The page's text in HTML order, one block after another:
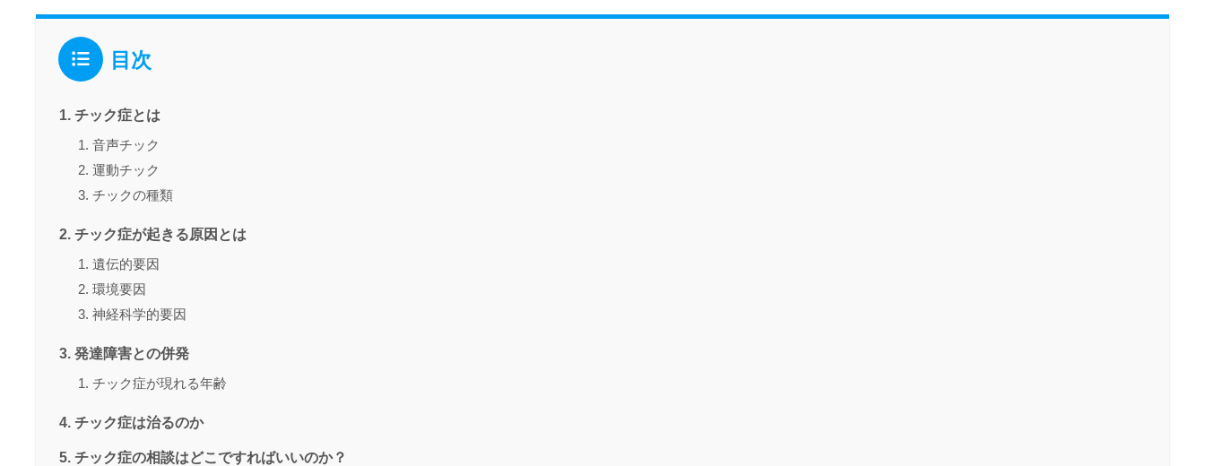
目次
チック症とは
音声チック
運動チック
チックの種類
チック症が起きる原因とは
遺伝的要因
環境要因
神経科学的要因
発達障害との併発
チック症が現れる年齢
チック症は治るのか
チック症の相談はどこですればいいのか？